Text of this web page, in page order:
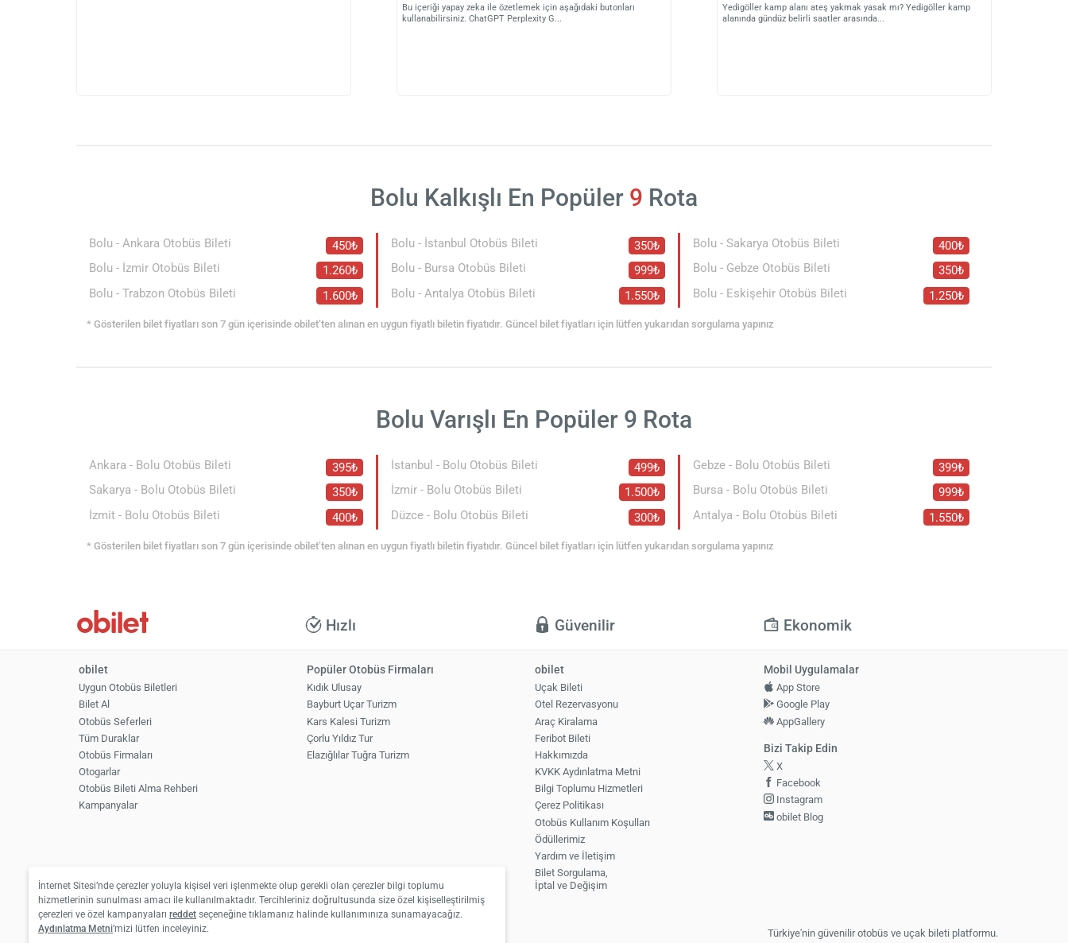
Bu içeriği yapay zeka ile özetlemek için aşağıdaki butonları
kullanabilirsiniz. ChatGPT Perplexity G
Yedigöller kamp alanı ateş yakmak yasak mı? Yedigöller kamp
alanında gündüz belirli saatler arasında
Bolu Kalkışlı En Popüler 9 Rota
Bolu - Ankara Otobüs Bileti 450₺ Bolu - İstanbul Otobüs Bileti 350₺ Bolu - Sakarya Otobüs Bileti
400₺
Bolu - İzmir Otobüs Bileti
1.260₺ Bolu - Bursa Otobüs Bileti 999₺ Bolu - Gebze Otobüs Bileti
350₺
Bolu - Trabzon Otobüs Bileti
1.600₺ Bolu - Antalya Otobüs Bileti 1.550₺ Bolu - Eskişehir Otobüs Bileti 1.250₺
* Gösterilen bilet fiyatları son 7 gün içerisinde obilet’ten alınan en uygun fiyatlı biletin fiyatıdır. Güncel bilet fiyatları için lütfen yukarıdan sorgulama yapınız
Bolu Varışlı En Popüler 9 Rota
Ankara - Bolu Otobüs Bileti 395₺ İstanbul - Bolu Otobüs Bileti 499₺ Gebze - Bolu Otobüs Bileti
399₺
Sakarya - Bolu Otobüs Bileti
350₺ İzmir - Bolu Otobüs Bileti 1.500₺ Bursa - Bolu Otobüs Bileti
999₺
İzmit - Bolu Otobüs Bileti
400₺ Düzce - Bolu Otobüs Bileti 300₺ Antalya - Bolu Otobüs Bileti 1.550₺
* Gösterilen bilet fiyatları son 7 gün içerisinde obilet’ten alınan en uygun fiyatlı biletin fiyatıdır. Güncel bilet fiyatları için lütfen yukarıdan sorgulama yapınız
Hızlı Güvenilir Ekonomik
obilet
Uygun Otobüs Biletleri
Bilet Al
Otobüs Seferleri
Tüm Duraklar
Otobüs Firmaları
Otogarlar
Otobüs Bileti Alma Rehberi
Kampanyalar
Popüler Otobüs Firmaları
Kıdık Ulusay
Bayburt Uçar Turizm
Kars Kalesi Turizm
Çorlu Yıldız Tur
Elazığlılar Tuğra Turizm
obilet
Uçak Bileti
Otel Rezervasyonu
Araç Kiralama
Feribot Bileti
Hakkımızda
KVKK Aydınlatma Metni
Bilgi Toplumu Hizmetleri
Çerez Politikası
Otobüs Kullanım Koşulları
Ödüllerimiz
Yardım ve İletişim
Bilet Sorgulama,
İptal ve Değişim
Mobil Uygulamalar
App Store
Google Play
AppGallery
Bizi Takip Edin
X
Facebook
Instagram
obilet Blog
Türkiye'nin güvenilir otobüs ve uçak bileti platformu.
İnternet Sitesi’nde çerezler yoluyla kişisel veri işlenmekte olup gerekli olan çerezler bilgi toplumu
hizmetlerinin sunulması amacı ile kullanılmaktadır. Tercihleriniz doğrultusunda size özel kişiselleştirilmiş
çerezleri ve özel kampanyaları reddet seçeneğine tıklamanız halinde kullanımınıza sunamayacağız.
Aydınlatma Metni’mizi lütfen inceleyiniz.